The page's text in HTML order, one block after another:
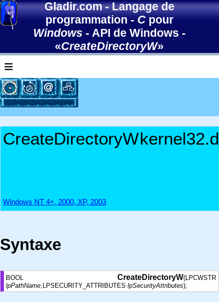
Gladir.com-Langage de
programmation-Cpour
Windows - API de Windows -
«CreateDirectoryW»
≡
CreateDirectoryW
Windows NT 4+, 2000, XP, 2003
Syntaxe
BOOL CreateDirectoryW(LPCWSTR
lpPathName,LPSECURITY_ATTRIBUTES lpSecurityAttributes);